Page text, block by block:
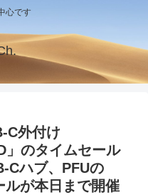
心です
C外付け
のタイムセール
Cハブ、PFUの
ルが本日まで開催